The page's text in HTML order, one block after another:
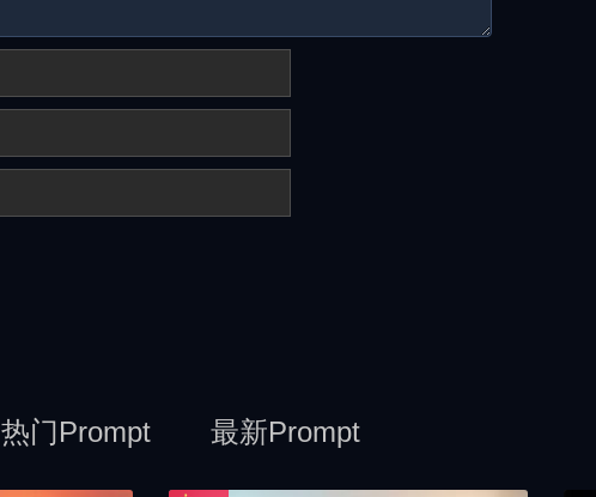
热门Prompt 最新Prompt